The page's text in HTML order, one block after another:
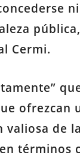
Cermi.
ofrezcan
de
términos